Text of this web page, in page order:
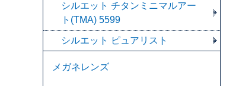
シルエット チタンミニマルアー
ト(TMA) 5599
シルエット ピュアリスト
メガネレンズ